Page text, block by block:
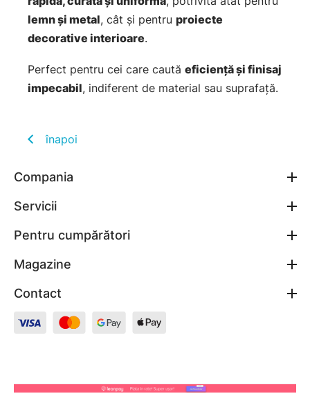
lemn și metal, cât și pentru proiecte
decorative interioare.
Perfect pentru cei care caută eficiență și finisaj
impecabil, indiferent de material sau suprafață.
înapoi
Compania
Servicii
Pentru cumpărători
Magazine
Contact